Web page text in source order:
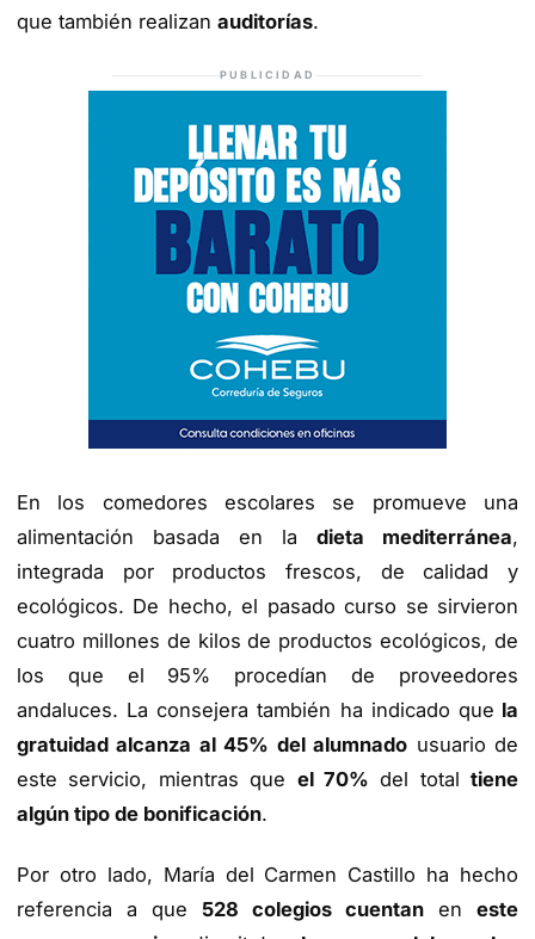
que también realizan auditorías.
PUBLICIDAD
En los comedores escolares se promueve una
alimentación basada en la dieta mediterránea,
integrada por productos frescos, de calidad y
ecológicos. De hecho, el pasado curso se sirvieron
cuatro millones de kilos de productos ecológicos, de
los que el 95% procedían de proveedores
andaluces. La consejera también ha indicado que la
gratuidad alcanza al 45% del alumnado usuario de
este servicio, mientras que el 70% del total tiene
algún tipo de bonificación.
Por otro lado, María del Carmen Castillo ha hecho
referencia a que 528 colegios cuentan en este